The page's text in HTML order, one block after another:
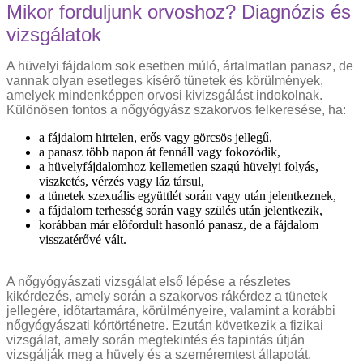
Mikor forduljunk orvoshoz? Diagnózis és
vizsgálatok
A hüvelyi fájdalom sok esetben múló, ártalmatlan panasz, de
vannak olyan esetleges kísérő tünetek és körülmények,
amelyek mindenképpen orvosi kivizsgálást indokolnak.
Különösen fontos a nőgyógyász szakorvos felkeresése, ha:
a fájdalom hirtelen, erős vagy görcsös jellegű,
a panasz több napon át fennáll vagy fokozódik,
a hüvelyfájdalomhoz kellemetlen szagú hüvelyi folyás,
viszketés, vérzés vagy láz társul,
a tünetek szexuális együttlét során vagy után jelentkeznek,
a fájdalom terhesség során vagy szülés után jelentkezik,
korábban már előfordult hasonló panasz, de a fájdalom
visszatérővé vált.
A nőgyógyászati vizsgálat első lépése a részletes
kikérdezés, amely során a szakorvos rákérdez a tünetek
jellegére, időtartamára, körülményeire, valamint a korábbi
nőgyógyászati kórtörténetre. Ezután következik a fizikai
vizsgálat, amely során megtekintés és tapintás útján
vizsgálják meg a hüvely és a szeméremtest állapotát.